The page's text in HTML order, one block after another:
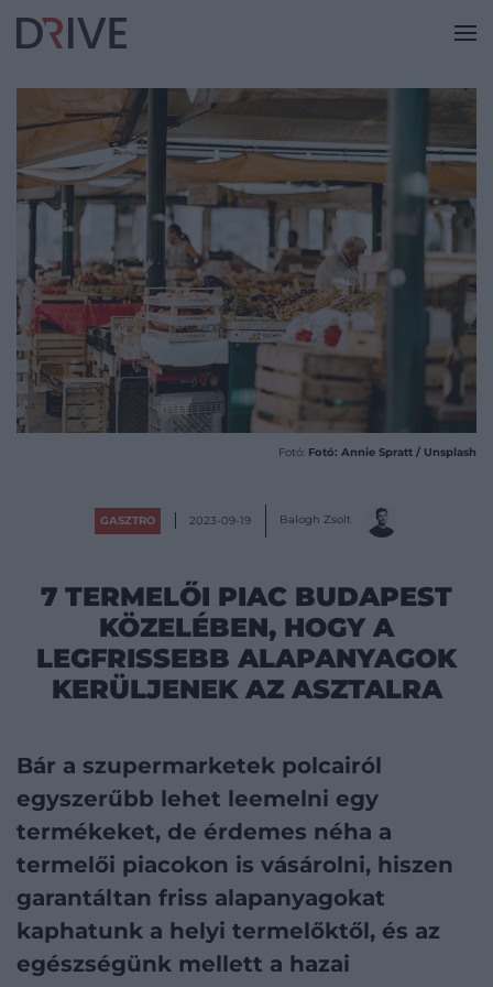
Fotó: Fotó: Annie Spratt / Unsplash
GASZTRO 2023-09-19 Balogh Zsolt
7 TERMELŐI PIAC BUDAPEST
KÖZELÉBEN, HOGY A
LEGFRISSEBB ALAPANYAGOK
KERÜLJENEK AZ ASZTALRA
Bár a szupermarketek polcairól
egyszerűbb lehet leemelni egy
termékeket, de érdemes néha a
termelői piacokon is vásárolni, hiszen
garantáltan friss alapanyagokat
kaphatunk a helyi termelőktől, és az
egészségünk mellett a hazai